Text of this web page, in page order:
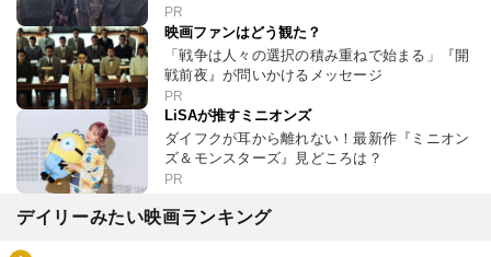
PR
映画ファンはどう観た？
「戦争は人々の選択の積み重ねで始まる」『開
戦前夜』が問いかけるメッセージ
PR
LiSAが推すミニオンズ
ダイフクが耳から離れない！最新作『ミニオン
ズ＆モンスターズ』見どころは？
PR
デイリーみたい映画ランキング